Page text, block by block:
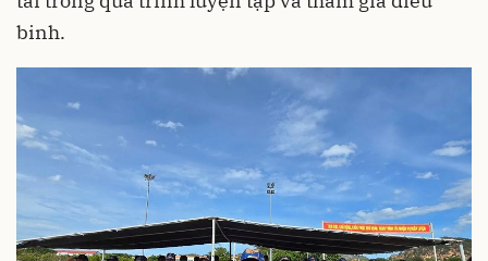
binh.